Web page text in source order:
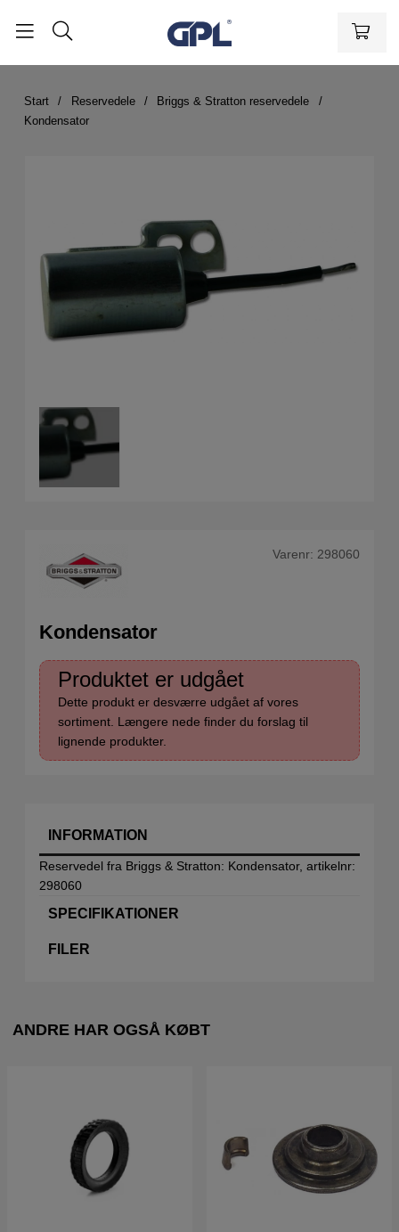
Start Reservedele
Briggs & Stratton reservedele
Kondensator
Varenr: 298060
Kondensator
Produktet er udgået
Dette produkt er desværre udgået af vores
sortiment. Længere nede finder du forslag til
lignende produkter.
INFORMATION
Reservedel fra Briggs & Stratton: Kondensator, artikelnr:
298060
SPECIFIKATIONER
FILER
ANDRE HAR OGSÅ KØBT